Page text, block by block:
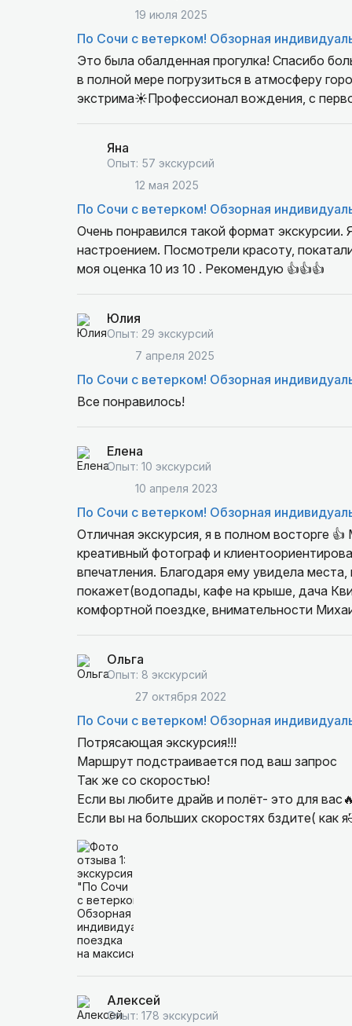
19 июля 2025
По Сочи с ветерком! Обзорная
Это была обалденная прогулка! Спасибо
в полной мере погрузиться в атмосферу
экстрима☀️Профессионал вождения, с
Яна
Опыт: 57 экскурсий
12 мая 2025
По Сочи с ветерком! Обзорная
Очень понравился такой формат
настроением. Посмотрели красоту,
моя оценка 10 из 10 . Рекомендую 👍👍👍
Юлия
Опыт: 29 экскурсий
7 апреля 2025
По Сочи с ветерком! Обзорная
Все понравилось!
Елена
Опыт: 10 экскурсий
10 апреля 2023
По Сочи с ветерком! Обзорная
Отличная экскурсия, я в полном восторге
креативный фотограф и
впечатления. Благодаря ему увидела
покажет(водопады, кафе на крыше, дача
комфортной поездке, внимательности
Ольга
Опыт: 8 экскурсий
27 октября 2022
По Сочи с ветерком! Обзорная
Потрясающая экскурсия!!!
Маршрут подстраивается под ваш запрос
Так же со скоростью!
Если вы любите драйв и полёт- это для
Если вы на больших скоростях бздите( как
Здесь все получат удовольствие от
Михаил отличный экскурсовод.
И чудесный фотограф. У вас останутся
А ещё фишка, это съёмка с
Всем рекомендую👍🏻👍🏻👍🏻👍🏻👍🏻
Алексей
Опыт: 178 экскурсий